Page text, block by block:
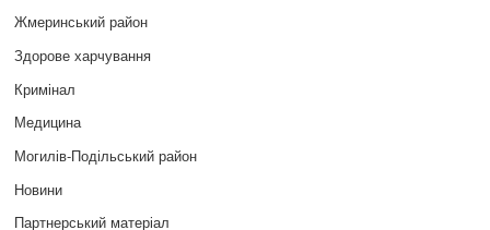
Жмеринський район
Здорове харчування
Кримінал
Медицина
Могилів-Подільський район
Новини
Партнерський матеріал